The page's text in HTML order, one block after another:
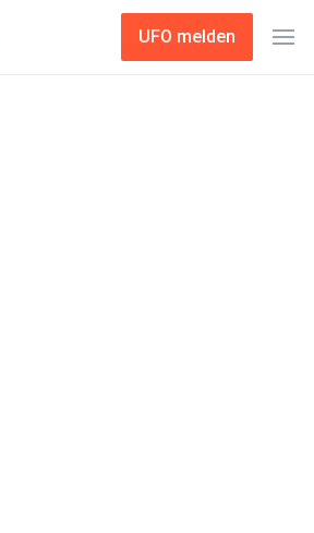
UFO melden